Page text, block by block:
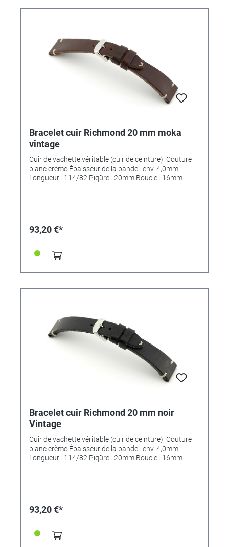
Bracelet cuir Richmond 20 mm moka
vintage
Cuir de vachette véritable (cuir de ceinture). Couture :
blanc crème Épaisseur de la bande : env. 4,0mm
Longueur : 114/82 Piqûre : 20mm Boucle : 16mm
93,20 €*
Bracelet cuir Richmond 20 mm noir
Vintage
Cuir de vachette véritable (cuir de ceinture). Couture :
blanc crème Épaisseur de la bande : env. 4,0mm
Longueur : 114/82 Piqûre : 20mm Boucle : 16mm
93,20 €*